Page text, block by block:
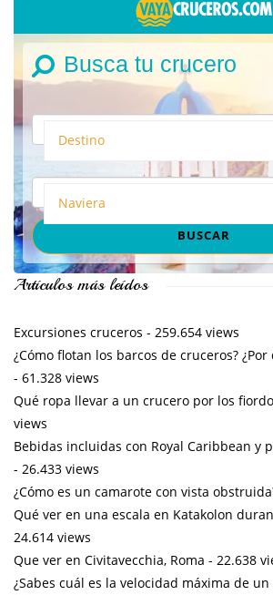
Busca tu crucero
Destino
Naviera
Artículos más leídos
Excursiones cruceros - 259.654 views
¿Cómo flotan los barcos de cruceros?
- 61.328 views
Qué ropa llevar a un crucero por los
views
Bebidas incluidas con Royal Caribbean y
- 26.433 views
¿Cómo es un camarote con vista
Qué ver en una escala en Katakolon
24.614 views
Que ver en Civitavecchia, Roma - 22.638
¿Sabes cuál es la velocidad máxima de un